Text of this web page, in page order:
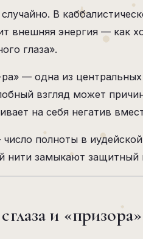
В
внешняя энергия — как
глаза».
— одна из
взгляд может
на себя негатив
полноты в
нити замыкают защитный
и «призора»